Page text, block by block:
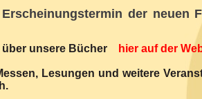
der neuen
über unsere Bücher hier auf der
Lesungen und weitere